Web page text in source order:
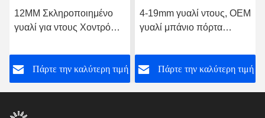
12MM Σκληροποιημένο
γυαλί για ντους Χοντρό
Πάρτε την καλύτερη τιμή
4-19mm γυαλί ντους, OEM
γυαλί μπάνιο πόρτα
Πάρτε την καλύτερη τιμή